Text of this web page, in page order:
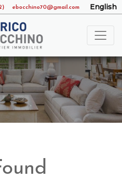
ebocchino70@gmail.com English